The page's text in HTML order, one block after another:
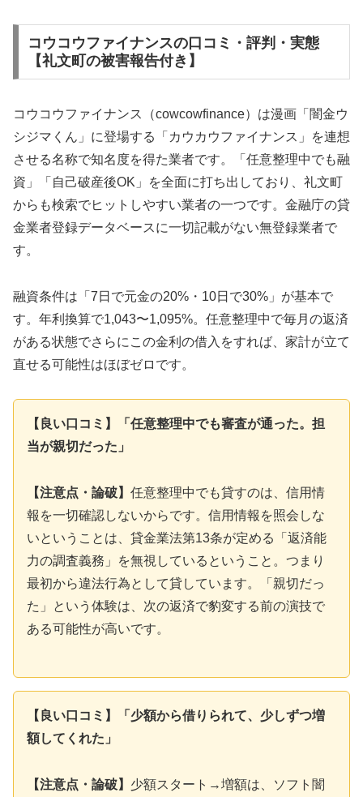
コウコウファイナンスの口コミ・評判・実態
【礼文町の被害報告付き】
コウコウファイナンス（cowcowfinance）は漫画「闇金ウ
シジマくん」に登場する「カウカウファイナンス」を連想
させる名称で知名度を得た業者です。「任意整理中でも融
資」「自己破産後OK」を全面に打ち出しており、礼文町
からも検索でヒットしやすい業者の一つです。金融庁の貸
金業者登録データベースに一切記載がない無登録業者で
す。
融資条件は「7日で元金の20%・10日で30%」が基本で
す。年利換算で1,043〜1,095%。任意整理中で毎月の返済
がある状態でさらにこの金利の借入をすれば、家計が立て
直せる可能性はほぼゼロです。
【良い口コミ】「任意整理中でも審査が通った。担
当が親切だった」
【注意点・論破】 任意整理中でも貸すのは、信用情
報を一切確認しないからです。信用情報を照会しな
いということは、貸金業法第13条が定める「返済能
力の調査義務」を無視しているということ。つまり
最初から違法行為として貸しています。「親切だっ
た」という体験は、次の返済で豹変する前の演技で
ある可能性が高いです。
【良い口コミ】「少額から借りられて、少しずつ増
額してくれた」
【注意点・論破】 少額スタート→増額は、ソフト闇